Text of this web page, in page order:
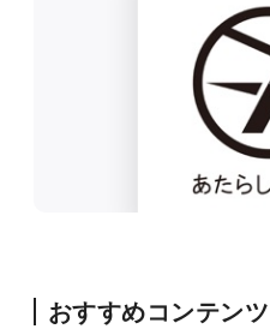
おすすめコンテンツ